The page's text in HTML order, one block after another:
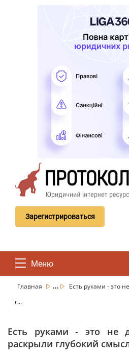
Зарегистрироваться
Меню
Главная ...
Есть руками - это
г...
Есть руками - это не
раскрыли глубокий